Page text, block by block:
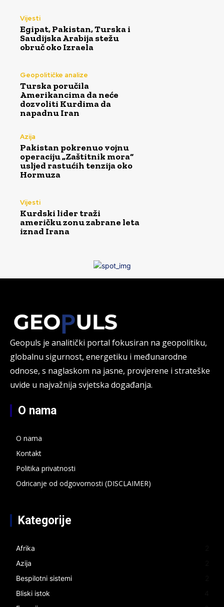
Vijesti
Egipat, Pakistan, Turska i
Saudijska Arabija stežu
obruč oko Izraela
Geopolitičke analize
Turska poručila
Amerikancima da neće
dozvoliti Kurdima da
napadnu Iran
Azija
Pakistan pokrenuo vojnu
operaciju „Zaštitnik mora“
usljed rastućih tenzija oko
Hormuza
Vijesti
Kurdski lider traži
američku zonu zabrane leta
iznad Irana
Geopuls je analitički portal fokusiran na geopolitiku,
globalnu sigurnost, energetiku i međunarodne
odnose, s naglaskom na jasne, provjerene i strateške
uvide u najvažnija svjetska događanja.
O nama
O nama
Kontakt
Politika privatnosti
Odricanje od odgovornosti (DISCLAIMER)
Kategorije
Afrika
Azija
Bespilotni sistemi
Bliski istok